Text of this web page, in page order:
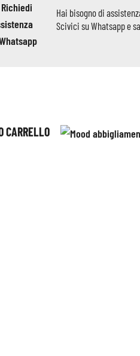
Hai bisogno di
Scivici su Whatsapp e
CARRELLO